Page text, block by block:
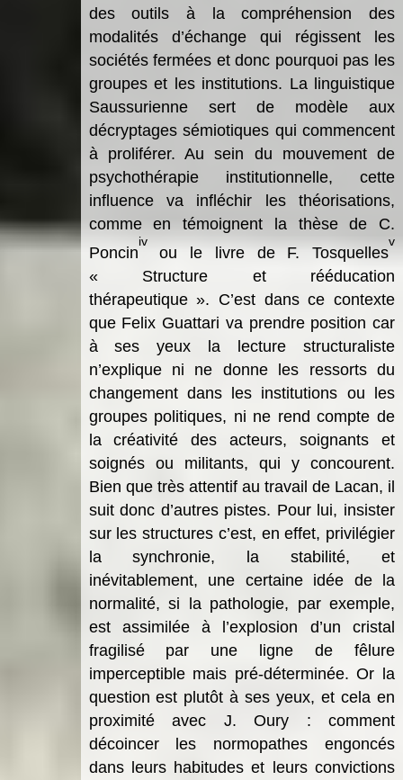
des outils à la compréhension des
modalités d’échange qui régissent les
sociétés fermées et donc pourquoi pas les
groupes et les institutions. La linguistique
Saussurienne sert de modèle aux
décryptages sémiotiques qui commencent
à proliférer. Au sein du mouvement de
psychothérapie institutionnelle, cette
influence va infléchir les théorisations,
comme en témoignent la thèse de C.
Poncin
iv
ou le livre de F. Tosquelles
v
« Structure et rééducation
thérapeutique ». C’est dans ce contexte
que Felix Guattari va prendre position car
à ses yeux la lecture structuraliste
n’explique ni ne donne les ressorts du
changement dans les institutions ou les
groupes politiques, ni ne rend compte de
la créativité des acteurs, soignants et
soignés ou militants, qui y concourent.
Bien que très attentif au travail de Lacan, il
suit donc d’autres pistes. Pour lui, insister
sur les structures c’est, en effet, privilégier
la synchronie, la stabilité, et
inévitablement, une certaine idée de la
normalité, si la pathologie, par exemple,
est assimilée à l’explosion d’un cristal
fragilisé par une ligne de fêlure
imperceptible mais pré-déterminée. Or la
question est plutôt à ses yeux, et cela en
proximité avec J. Oury : comment
décoincer les normopathes engoncés
dans leurs habitudes et leurs convictions